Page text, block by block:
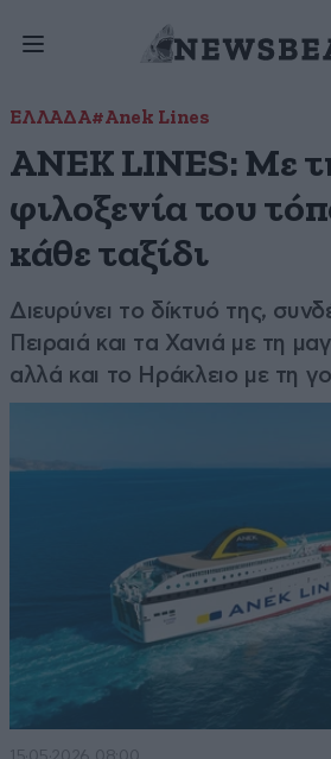
ΕΛΛΑΔΑ#Anek Lines
ΑΝΕΚ LINES: Με
φιλοξενία του
κάθε ταξίδι
Διευρύνει το δίκτυό της,
Πειραιά και τα Χανιά με τη
αλλά και το Ηράκλειο με τη